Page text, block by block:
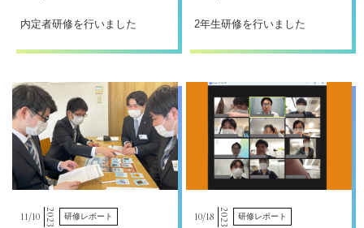
内定者研修を行いました 2年生研修を行いました
11/10 2023 研修レポート 10/18 2023 研修レポート